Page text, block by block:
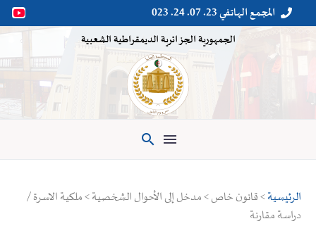

 المجمع الهاتفي 23. 07. 24. 023
الجمهورية الجزائرية الديمقراطية الشعبية

الرئيسية> قانون خاص > مدخل إلى الأحوال الشخصية > ملكية الاسرة /
دراسة مقارنة